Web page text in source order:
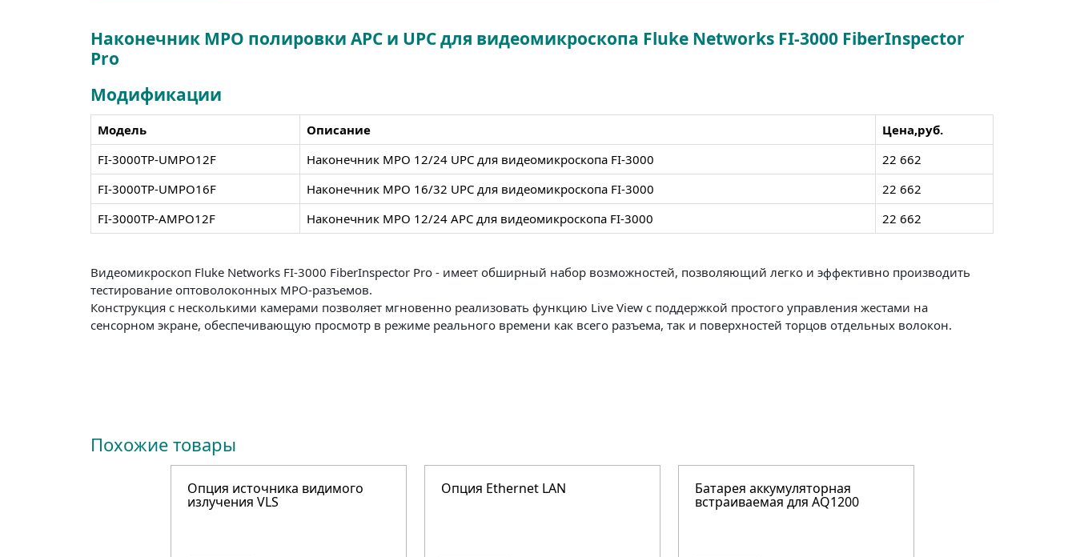
Наконечник MPO полировки APC и UPC для видеомикроскопа Fluke Networks FI-3000 FiberInspector
Pro
Модификации
Модель Описание
Цена,руб.
FI-3000TP-UMPO12F
Наконечник MPO 12/24 UPC для видеомикроскопа FI-3000
22 662
FI-3000TP-UMPO16F
Наконечник MPO 16/32 UPC для видеомикроскопа FI-3000
22 662
FI-3000TP-AMPO12F
Наконечник MPO 12/24 APC для видеомикроскопа FI-3000 22 662
Видеомикроскоп Fluke Networks FI-3000 FiberInspector Pro - имеет обширный набор возможностей, позволяющий легко и эффективно производить
тестирование оптоволоконных MPO-разъемов.
Конструкция с несколькими камерами позволяет мгновенно реализовать функцию Live View с поддержкой простого управления жестами на
сенсорном экране, обеспечивающую просмотр в режиме реального времени как всего разъема, так и поверхностей торцов отдельных волокон.
Похожие товары
Опция источника видимого
излучения VLS
Опция Ethernet LAN Батарея аккумуляторная
встраиваемая для AQ1200